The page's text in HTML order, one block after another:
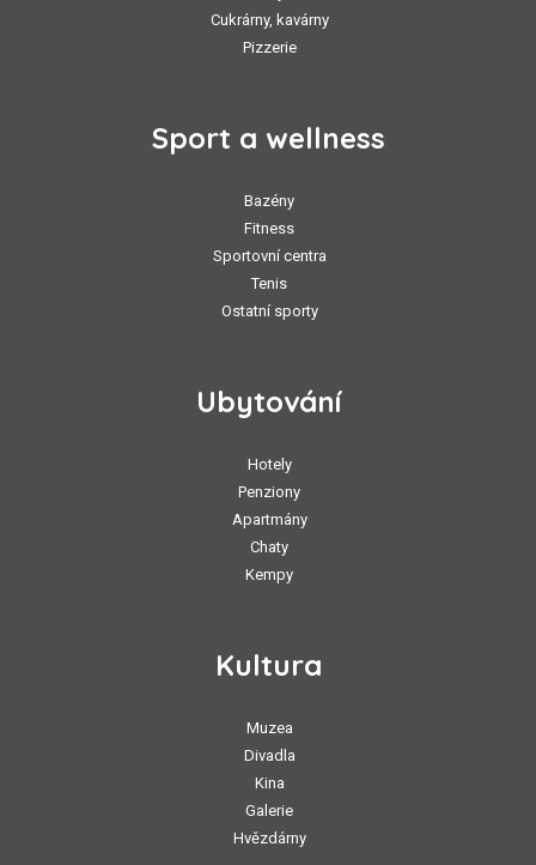
Cukrárny, kavárny
Pizzerie
Sport a wellness
Bazény
Fitness
Sportovní centra
Tenis
Ostatní sporty
Ubytování
Hotely
Penziony
Apartmány
Chaty
Kempy
Kultura
Muzea
Divadla
Kina
Galerie
Hvězdárny